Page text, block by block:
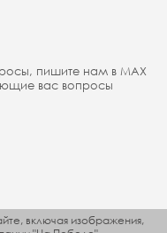
пишите нам в МАX
вас вопросы
включая изображения,